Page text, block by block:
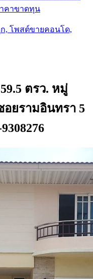
าคาขาดทุน
, โพสต์ขายคอนโด,
ตรว. หมู่
ยรามอินทรา 5